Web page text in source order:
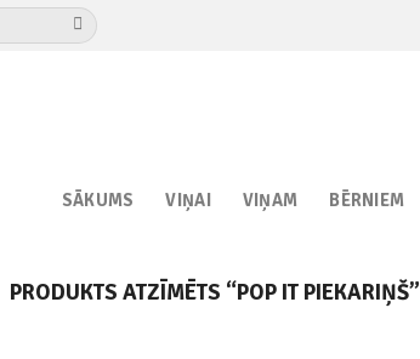
SĀKUMS VIŅAI VIŅAM BĒRNIEM
PRODUKTS ATZĪMĒTS “POP IT PIEKARIŅŠ”